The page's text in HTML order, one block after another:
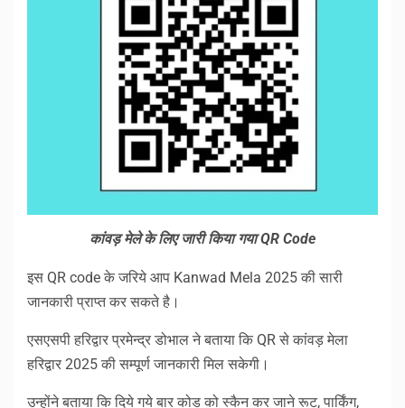
कांवड़ मेले के लिए जारी किया गया QR Code
इस QR code के जरिये आप Kanwad Mela 2025 की सारी
जानकारी प्राप्त कर सकते है।
एसएसपी हरिद्वार प्रमेन्द्र डोभाल ने बताया कि QR से कांवड़ मेला
हरिद्वार 2025 की सम्पूर्ण जानकारी मिल सकेगी।
उन्होंने बताया कि दिये गये बार कोड को स्कैन कर जाने रूट, पार्किंग,